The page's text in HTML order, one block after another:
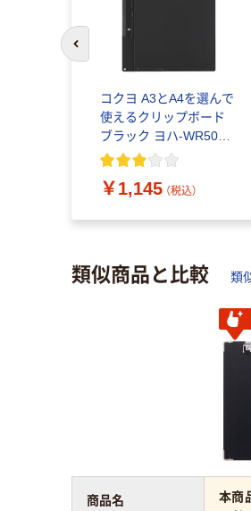
コクヨ A3とA4を選んで
使えるクリップボード
ブラック ヨハ-WR50D
1冊
￥1,145 （税込）
類似商品と比較 類
本商
商品名